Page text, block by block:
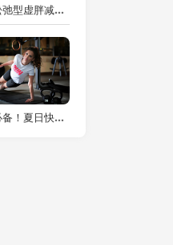
肌肉松弛型虚胖减脂：体重不高，身材却很臃肿
懒人必备！夏日快速减肥食谱，5 分钟搞定一餐